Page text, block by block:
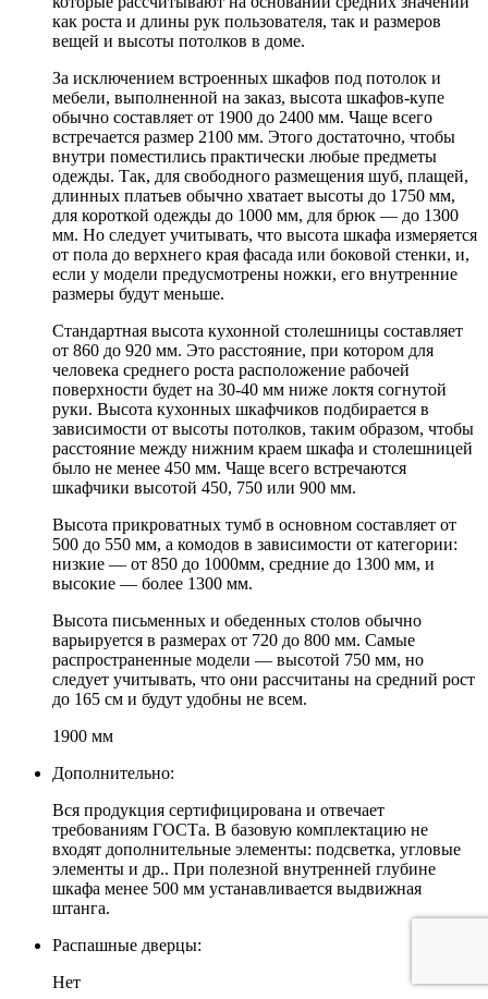
как роста и длины рук пользователя, так и размеров
вещей и высоты потолков в доме.
За исключением встроенных шкафов под потолок и
мебели, выполненной на заказ, высота шкафов-купе
обычно составляет от 1900 до 2400 мм. Чаще всего
встречается размер 2100 мм. Этого достаточно, чтобы
внутри поместились практически любые предметы
одежды. Так, для свободного размещения шуб, плащей,
длинных платьев обычно хватает высоты до 1750 мм,
для короткой одежды до 1000 мм, для брюк — до 1300
мм. Но следует учитывать, что высота шкафа измеряется
от пола до верхнего края фасада или боковой стенки, и,
если у модели предусмотрены ножки, его внутренние
размеры будут меньше.
Стандартная высота кухонной столешницы составляет
от 860 до 920 мм. Это расстояние, при котором для
человека среднего роста расположение рабочей
поверхности будет на 30-40 мм ниже локтя согнутой
руки. Высота кухонных шкафчиков подбирается в
зависимости от высоты потолков, таким образом, чтобы
расстояние между нижним краем шкафа и столешницей
было не менее 450 мм. Чаще всего встречаются
шкафчики высотой 450, 750 или 900 мм.
Высота прикроватных тумб в основном составляет от
500 до 550 мм, а комодов в зависимости от категории:
низкие — от 850 до 1000мм, средние до 1300 мм, и
высокие — более 1300 мм.
Высота письменных и обеденных столов обычно
варьируется в размерах от 720 до 800 мм. Самые
распространенные модели — высотой 750 мм, но
следует учитывать, что они рассчитаны на средний рост
до 165 см и будут удобны не всем.
1900 мм
Дополнительно:
Вся продукция сертифицирована и отвечает
требованиям ГОСТа. В базовую комплектацию не
входят дополнительные элементы: подсветка, угловые
элементы и др.. При полезной внутренней глубине
шкафа менее 500 мм устанавливается выдвижная
штанга.
Распашные дверцы:
Нет